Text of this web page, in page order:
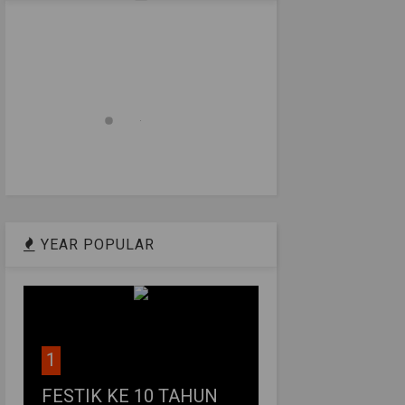
YEAR POPULAR
1
FESTIK KE 10 TAHUN